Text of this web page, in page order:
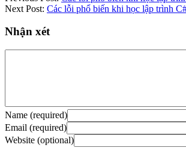
Next Post: Các lỗi phổ biến khi học lập trình
Nhận xét
Name (required)
Email (required)
Website (optional)